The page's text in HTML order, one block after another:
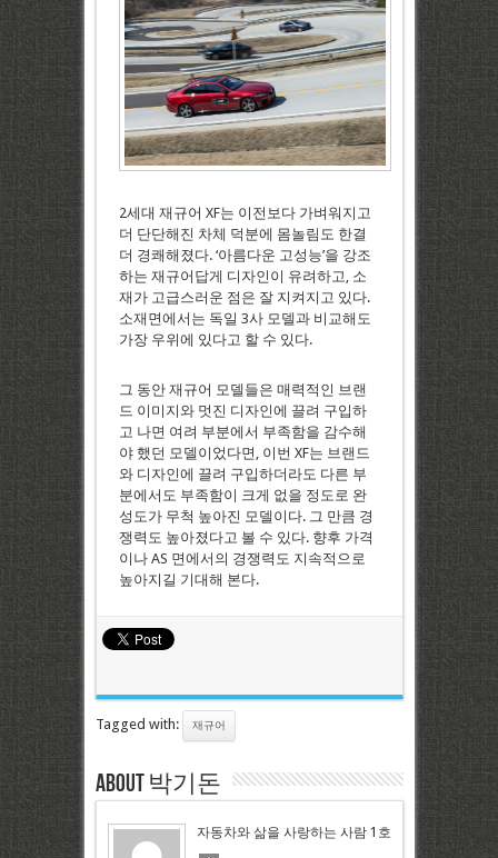
2세대 재규어 XF는 이전보다 가벼워지고
더 단단해진 차체 덕분에 몸놀림도 한결
더 경쾌해졌다. ‘아름다운 고성능’을 강조
하는 재규어답게 디자인이 유려하고, 소
재가 고급스러운 점은 잘 지켜지고 있다.
소재면에서는 독일 3사 모델과 비교해도
가장 우위에 있다고 할 수 있다.
그 동안 재규어 모델들은 매력적인 브랜
드 이미지와 멋진 디자인에 끌려 구입하
고 나면 여려 부분에서 부족함을 감수해
야 했던 모델이었다면, 이번 XF는 브랜드
와 디자인에 끌려 구입하더라도 다른 부
분에서도 부족함이 크게 없을 정도로 완
성도가 무척 높아진 모델이다. 그 만큼 경
쟁력도 높아졌다고 볼 수 있다. 향후 가격
이나 AS 면에서의 경쟁력도 지속적으로
높아지길 기대해 본다.
Tagged with: 재규어
About 박기돈
자동차와 삶을 사랑하는 사람 1호